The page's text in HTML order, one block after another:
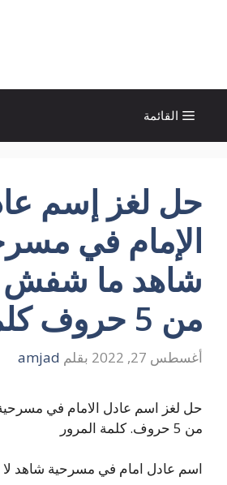
القائمة
حل لغز إسم
الإمام في
شاهد ما شفش
من 5 حروف كلمة السر
أغسطس 27, 2022 بقلم amjad
حل لغز اسم عادل الامام في
من 5 حروف. كلمة المرور
اسم عادل امام في مسرحية شاهد